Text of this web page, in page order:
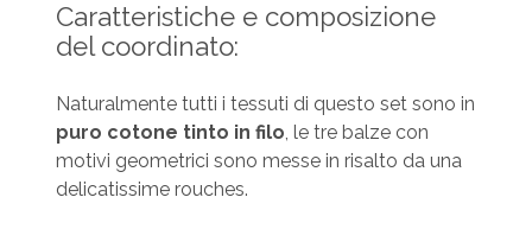
Caratteristiche e composizione
del coordinato:
Naturalmente tutti i tessuti di questo set sono in
puro cotone tinto in filo, le tre balze con
motivi geometrici sono messe in risalto da una
delicatissime rouches.